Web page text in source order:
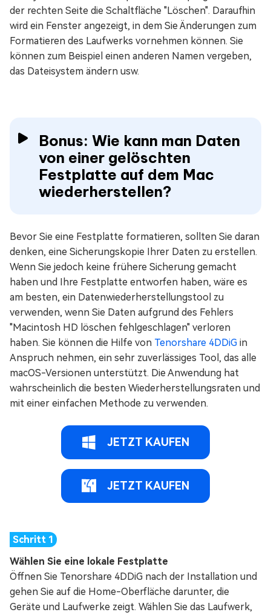
der rechten Seite die Schaltfläche "Löschen". Daraufhin
wird ein Fenster angezeigt, in dem Sie Änderungen zum
Formatieren des Laufwerks vornehmen können. Sie
können zum Beispiel einen anderen Namen vergeben,
das Dateisystem ändern usw.
Bonus: Wie kann man Daten
von einer gelöschten
Festplatte auf dem Mac
wiederherstellen?
Bevor Sie eine Festplatte formatieren, sollten Sie daran
denken, eine Sicherungskopie Ihrer Daten zu erstellen.
Wenn Sie jedoch keine frühere Sicherung gemacht
haben und Ihre Festplatte entworfen haben, wäre es
am besten, ein Datenwiederherstellungstool zu
verwenden, wenn Sie Daten aufgrund des Fehlers
"Macintosh HD löschen fehlgeschlagen" verloren
haben. Sie können die Hilfe von Tenorshare 4DDiG in
Anspruch nehmen, ein sehr zuverlässiges Tool, das alle
macOS-Versionen unterstützt. Die Anwendung hat
wahrscheinlich die besten Wiederherstellungsraten und
mit einer einfachen Methode zu verwenden.
JETZT KAUFEN
JETZT KAUFEN
Wählen Sie eine lokale Festplatte
Öffnen Sie Tenorshare 4DDiG nach der Installation und
gehen Sie auf die Home-Oberfläche darunter, die
Geräte und Laufwerke zeigt. Wählen Sie das Laufwerk,